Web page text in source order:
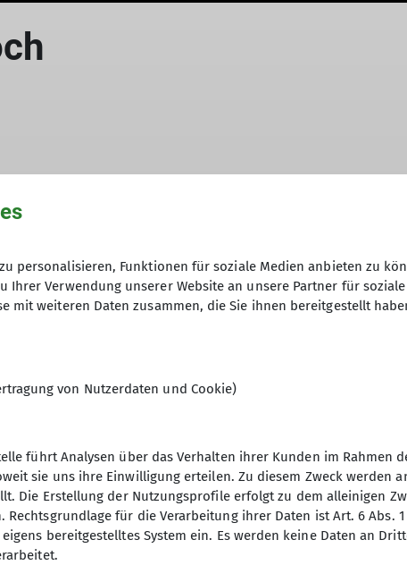
in Marktoberdorf und
in Lumberg/Enge, bei
aus Sonthofen und eine
und das obligatorische Startfoto.
über den ersten Kiesweg
es rechts in den Wald Bergwärts
ein paar Bäumen
über den glatten, freien
2000 m.
feine Milka Schokolade, ein
personalisieren, Funktionen für soziale Medien anbieten zu
Verwendung unserer Website an unsere Partner für
mit weiteren Daten zusammen, die Sie ihnen bereitgestellt
von Nutzerdaten und Cookie)
führt Analysen über das Verhalten ihrer Kunden im Rahmen
sie uns ihre Einwilligung erteilen. Zu diesem Zweck werden
Die Erstellung der Nutzungsprofile erfolgt zu dem alleinigen
Rechtsgrundlage für die Verarbeitung ihrer Daten ist Art. 6 Abs.
bereitgestelltes System ein. Es werden keine Daten an